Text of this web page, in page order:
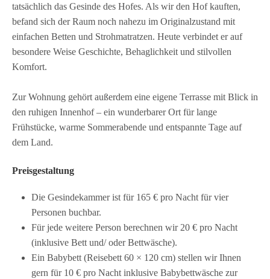
tatsächlich das Gesinde des Hofes. Als wir den Hof kauften,
befand sich der Raum noch nahezu im Originalzustand mit
einfachen Betten und Strohmatratzen. Heute verbindet er auf
besondere Weise Geschichte, Behaglichkeit und stilvollen
Komfort.
Zur Wohnung gehört außerdem eine eigene Terrasse mit Blick in
den ruhigen Innenhof – ein wunderbarer Ort für lange
Frühstücke, warme Sommerabende und entspannte Tage auf
dem Land.
Preisgestaltung
Die Gesindekammer ist für 165 € pro Nacht für vier
Personen buchbar.
Für jede weitere Person berechnen wir 20 € pro Nacht
(inklusive Bett und/ oder Bettwäsche).
Ein Babybett (Reisebett 60 × 120 cm) stellen wir Ihnen
gern für 10 € pro Nacht inklusive Babybettwäsche zur